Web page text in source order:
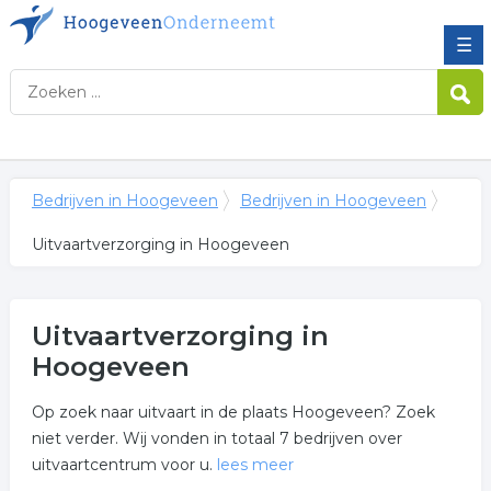
☰
Bedrijven in Hoogeveen Bedrijven in Hoogeveen
Uitvaartverzorging in Hoogeveen
Uitvaartverzorging in
Hoogeveen
Op zoek naar uitvaart in de plaats Hoogeveen? Zoek
niet verder. Wij vonden in totaal 7 bedrijven over
uitvaartcentrum voor u. lees meer